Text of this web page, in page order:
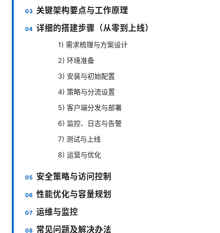
关键架构要点与工作原理
详细的搭建步骤（从零到上线）
1) 需求梳理与方案设计
2) 环境准备
3) 安装与初始配置
4) 策略与分流设置
5) 客户端分发与部署
6) 监控、日志与告警
7) 测试与上线
8) 运营与优化
安全策略与访问控制
性能优化与容量规划
运维与监控
常见问题及解决办法